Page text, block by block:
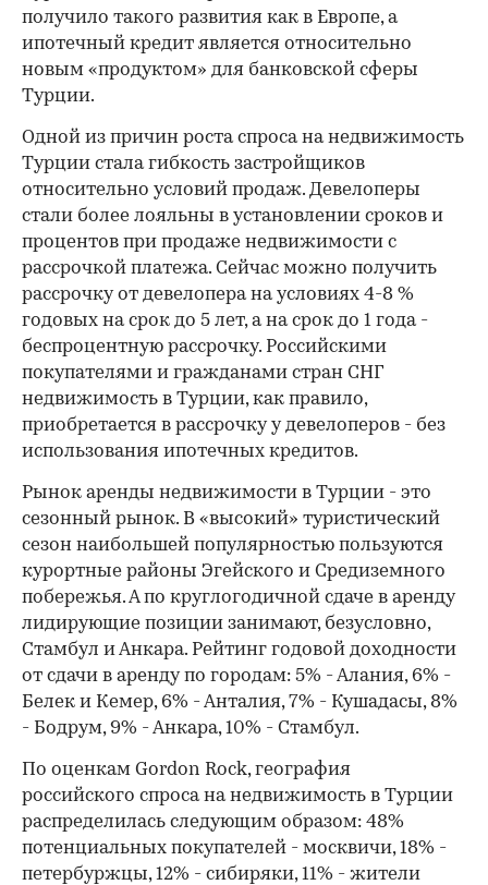
получило такого развития как в Европе, а
ипотечный кредит является относительно
новым «продуктом» для банковской сферы
Турции.
Одной из причин роста спроса на недвижимость
Турции стала гибкость застройщиков
относительно условий продаж. Девелоперы
стали более лояльны в установлении сроков и
процентов при продаже недвижимости с
рассрочкой платежа. Сейчас можно получить
рассрочку от девелопера на условиях 4-8 %
годовых на срок до 5 лет, а на срок до 1 года -
беспроцентную рассрочку. Российскими
покупателями и гражданами стран СНГ
недвижимость в Турции, как правило,
приобретается в рассрочку у девелоперов - без
использования ипотечных кредитов.
Рынок аренды недвижимости в Турции - это
сезонный рынок. В «высокий» туристический
сезон наибольшей популярностью пользуются
курортные районы Эгейского и Средиземного
побережья. А по круглогодичной сдаче в аренду
лидирующие позиции занимают, безусловно,
Стамбул и Анкара. Рейтинг годовой доходности
от сдачи в аренду по городам: 5% - Алания, 6% -
Белек и Кемер, 6% - Анталия, 7% - Кушадасы, 8%
- Бодрум, 9% - Анкара, 10% - Стамбул.
По оценкам Gordon Rock, география
российского спроса на недвижимость в Турции
распределилась следующим образом: 48%
потенциальных покупателей - москвичи, 18% -
петербуржцы, 12% - сибиряки, 11% - жители